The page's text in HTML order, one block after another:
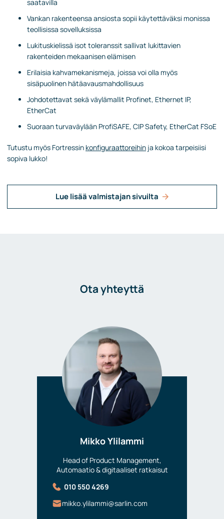
saatavilla
Vankan rakenteensa ansiosta sopii käytettäväksi monissa
teollisissa sovelluksissa
Lukituskielissä isot toleranssit sallivat lukittavien
rakenteiden mekaanisen elämisen
Erilaisia kahvamekanismeja, joissa voi olla myös
sisäpuolinen hätäavausmahdollisuus
Johdotettavat sekä väylämallit Profinet, Ethernet IP,
EtherCat
Suoraan turvaväylään ProfiSAFE, CIP Safety, EtherCat FSoE
Tutustu myös Fortressin konfiguraattoreihin ja kokoa tarpeisiisi
sopiva lukko!
Lue lisää valmistajan sivuilta
Ota yhteyttä
Mikko Ylilammi
Head of Product Management,
Automaatio & digitaaliset ratkaisut
010 550 4269
mikko.ylilammi@sarlin.com